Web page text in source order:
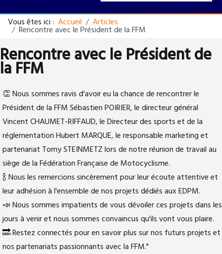
Vous êtes ici : Accueil Articles
Rencontre avec le Président de la FFM
Rencontre avec le Président de
la FFM
👏 Nous sommes ravis d'avoir eu la chance de rencontrer le
Président de la FFM Sébastien POIRIER, le directeur général
Vincent CHAUMET-RIFFAUD, le Directeur des sports et de la
réglementation Hubert MARQUE, le responsable marketing et
partenariat Tomy STEINMETZ lors de notre réunion de travail au
siège de la Fédération Française de Motocyclisme.
🍾 Nous les remercions sincèrement pour leur écoute attentive et
leur adhésion à l'ensemble de nos projets dédiés aux EDPM.
📣 Nous sommes impatients de vous dévoiler ces projets dans les
jours à venir et nous sommes convaincus qu'ils vont vous plaire.
🔜 Restez connectés pour en savoir plus sur nos futurs projets et
nos partenariats passionnants avec la FFM."